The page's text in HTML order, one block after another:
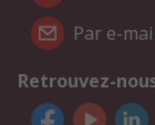
Par e-
Retrouvez-